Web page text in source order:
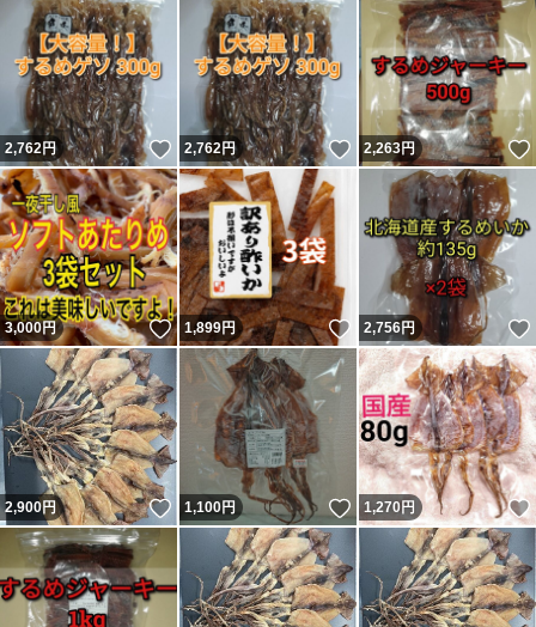
2,762円 いいね！
2,762円 いいね！
2,263円
3,000円 いいね！
1,899円 いいね！
2,756円
2,900円 いいね！
1,100円 いいね！
1,270円